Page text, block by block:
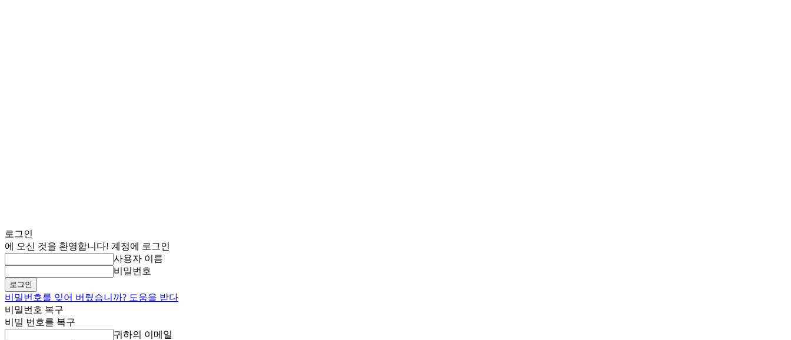
로그인
에 오신 것을 환영합니다! 계정에 로그인
사용자 이름
비밀번호
비밀번호를 잊어 버렸습니까? 도움을 받다
비밀번호 복구
비밀 번호를 복구
귀하의 이메일